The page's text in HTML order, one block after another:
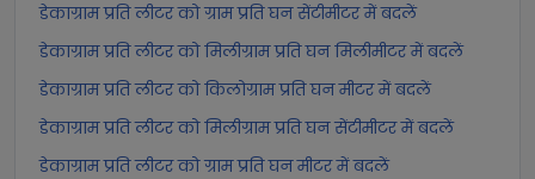
डेकाग्राम प्रति लीटर को ग्राम प्रति घन सेंटीमीटर में बदलें
डेकाग्राम प्रति लीटर को मिलीग्राम प्रति घन मिलीमीटर में बदलें
डेकाग्राम प्रति लीटर को किलोग्राम प्रति घन मीटर में बदलें
डेकाग्राम प्रति लीटर को मिलीग्राम प्रति घन सेंटीमीटर में बदलें
डेकाग्राम प्रति लीटर को ग्राम प्रति घन मीटर में बदलें